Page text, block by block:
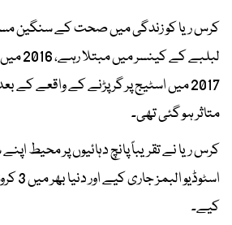
کرس ریا کو زندگی میں صحت کے سنگین
لبلبے
2017 میں اسٹیج پر گر پڑنے کے واقعے
متاثر ہو گئی تھی۔
کیے۔